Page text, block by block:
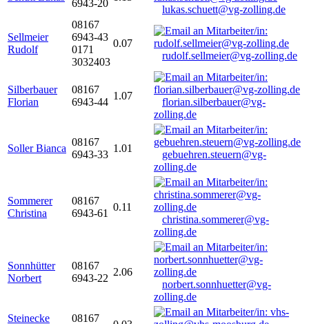
6943-20
lukas.schuett@vg-zolling.de
Sellmeier
Rudolf
08167
6943-43
0171
3032403
0.07
rudolf.sellmeier@vg-zolling.de
Silberbauer
Florian
08167
6943-44
1.07
florian.silberbauer@vg-
zolling.de
Soller Bianca
08167
6943-33
1.01
gebuehren.steuern@vg-
zolling.de
Sommerer
Christina
08167
6943-61
0.11
christina.sommerer@vg-
zolling.de
Sonnhütter
Norbert
08167
6943-22
2.06
norbert.sonnhuetter@vg-
zolling.de
Steinecke
08167